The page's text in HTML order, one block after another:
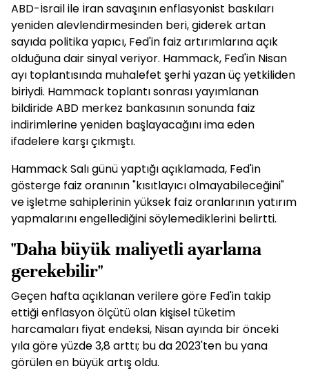
ABD-İsrail ile İran savaşının enflasyonist baskıları
yeniden alevlendirmesinden beri, giderek artan
sayıda politika yapıcı, Fed'in faiz artırımlarına açık
olduğuna dair sinyal veriyor. Hammack, Fed'in Nisan
ayı toplantısında muhalefet şerhi yazan üç yetkiliden
biriydi. Hammack toplantı sonrası yayımlanan
bildiride ABD merkez bankasının sonunda faiz
indirimlerine yeniden başlayacağını ima eden
ifadelere karşı çıkmıştı.
Hammack Salı günü yaptığı açıklamada, Fed'in
gösterge faiz oranının "kısıtlayıcı olmayabileceğini"
ve işletme sahiplerinin yüksek faiz oranlarının yatırım
yapmalarını engellediğini söylemediklerini belirtti.
"Daha büyük maliyetli ayarlama
gerekebilir"
Geçen hafta açıklanan verilere göre Fed'in takip
ettiği enflasyon ölçütü olan kişisel tüketim
harcamaları fiyat endeksi, Nisan ayında bir önceki
yıla göre yüzde 3,8 arttı; bu da 2023'ten bu yana
görülen en büyük artış oldu.